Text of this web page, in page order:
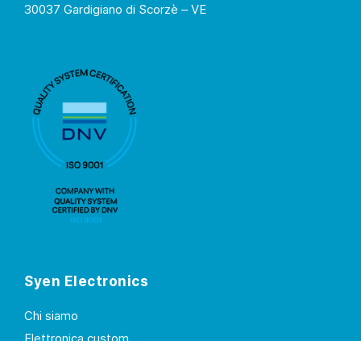
30037 Gardigiano di Scorzè – VE
Syen Electronics
Chi siamo